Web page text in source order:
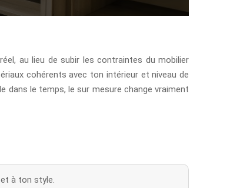
au lieu de subir les contraintes du mobilier
cohérents avec ton intérieur et niveau de
dans le temps, le sur mesure change vraiment
à ton style.